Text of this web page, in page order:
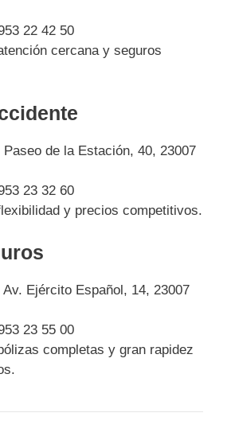
22 42 50
cercana y seguros
Paseo de la Estación, 40, 23007
23 32 60
y precios competitivos.
Av. Ejército Español, 14, 23007
23 55 00
completas y gran rapidez